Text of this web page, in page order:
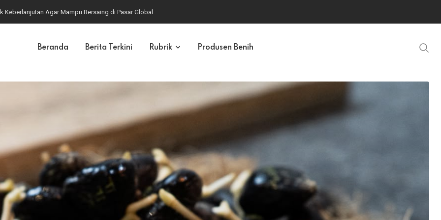
Agar Mampu Bersaing di Pasar Global
Beranda Berita Terkini Rubrik Produsen Benih